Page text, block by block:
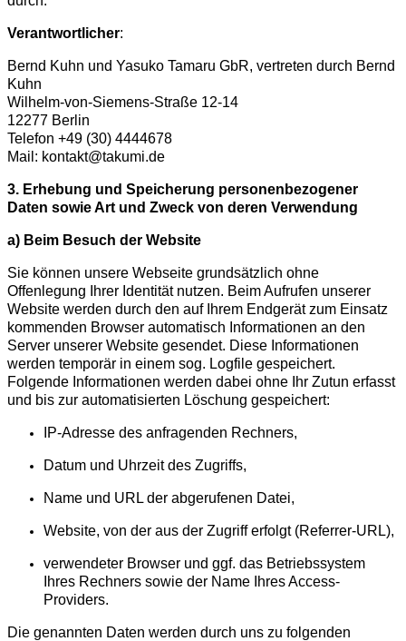
Verantwortlicher:
Bernd Kuhn und Yasuko Tamaru GbR, vertreten durch Bernd
Kuhn
Wilhelm-von-Siemens-Straße 12-14
12277 Berlin
Telefon +49 (30) 4444678
Mail: kontakt@takumi.de
3. Erhebung und Speicherung personenbezogener
Daten sowie Art und Zweck von deren Verwendung
a) Beim Besuch der Website
Sie können unsere Webseite grundsätzlich ohne
Offenlegung Ihrer Identität nutzen. Beim Aufrufen unserer
Website werden durch den auf Ihrem Endgerät zum Einsatz
kommenden Browser automatisch Informationen an den
Server unserer Website gesendet. Diese Informationen
werden temporär in einem sog. Logfile gespeichert.
Folgende Informationen werden dabei ohne Ihr Zutun erfasst
und bis zur automatisierten Löschung gespeichert:
IP-Adresse des anfragenden Rechners,
Datum und Uhrzeit des Zugriffs,
Name und URL der abgerufenen Datei,
Website, von der aus der Zugriff erfolgt (Referrer-URL),
verwendeter Browser und ggf. das Betriebssystem
Ihres Rechners sowie der Name Ihres Access-
Providers.
Die genannten Daten werden durch uns zu folgenden